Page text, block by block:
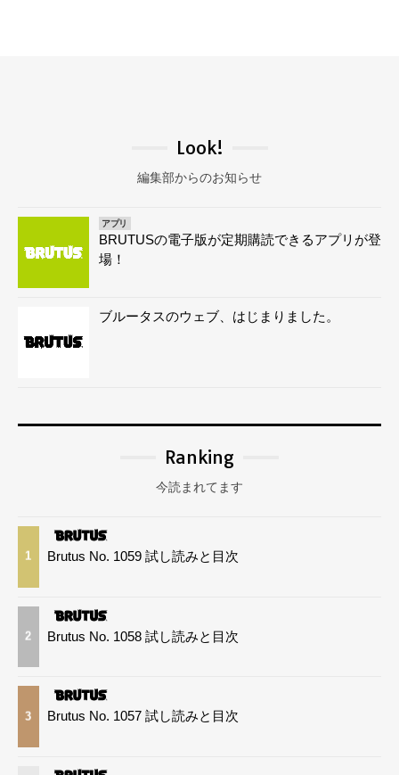
Look!
編集部からのお知らせ
アプリ
BRUTUSの電子版が定期購読できるアプリが登
場！
ブルータスのウェブ、はじまりました。
Ranking
今読まれてます
1 Brutus No. 1059 試し読みと目次
2 Brutus No. 1058 試し読みと目次
3 Brutus No. 1057 試し読みと目次